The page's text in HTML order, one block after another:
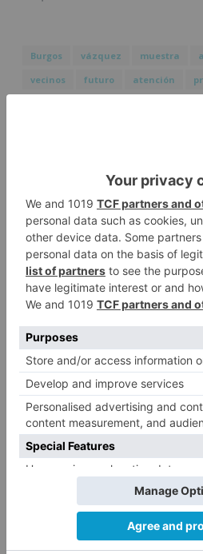
Burgos vázquez muestra
vecinos
futuro atención
1
“una
2
El
3
4
CCOO
El